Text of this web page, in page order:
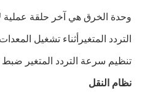
وحدة الخرق هي آخر حلقة عملية
التردد المتغيرأثناء تشغيل
تنظيم سرعة التردد المتغير ضبط
نظام النقل